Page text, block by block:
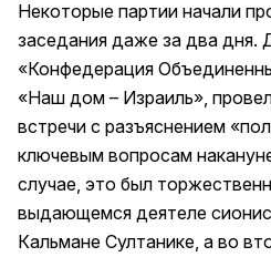
Некоторые партии начали
заседания даже за два дня.
«Конфедерация
«Наш дом – Израиль»,
встречи с разъяснением
ключевым вопросам
случае, это был
выдающемся деятеле
Кальмане Султанике, а во